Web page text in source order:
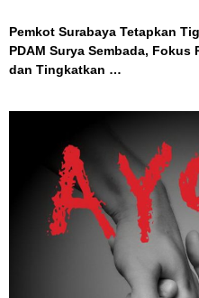
Pemkot Surabaya Tetapkan
PDAM Surya Sembada, Fokus
dan Tingkatkan …